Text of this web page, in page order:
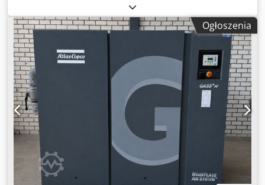
dla oszczędności paliwa Złącza i kable do pracy równoległej
Napięcie 230V / 50Hz Moc szczytowa 2,5 Moc znamionowa
2,3 Csdpfx Aael R Hy Ajyjha Pojemność zbiornika (l) 4,0 Typ
rozrusznika rozrusznik linkowy Masa 27,0 Paliwo Benzyna
Maks. Poziom ciśnienia akustycznego (LPA) przy 7 m 63,0
Poziom mocy akustycznej (LwA) 88,0 Gniazda 2x Schuko
2P+G 16A | 2x Nema 120V 20A | 1x Nema 120V Twist Lock
Kompresor śrubowy Atlas Copco GA55FF Chjdpfx Ajzil
Iioayja Osuszacz zintegrowany 55 kW 9,75 bara 8,94
m3/min Rok produkcji: 2013 Przepracowane godziny: 29
558
Ogłoszenia